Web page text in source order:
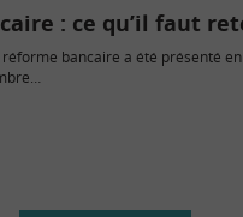
: ce qu’il faut
bancaire a été présenté